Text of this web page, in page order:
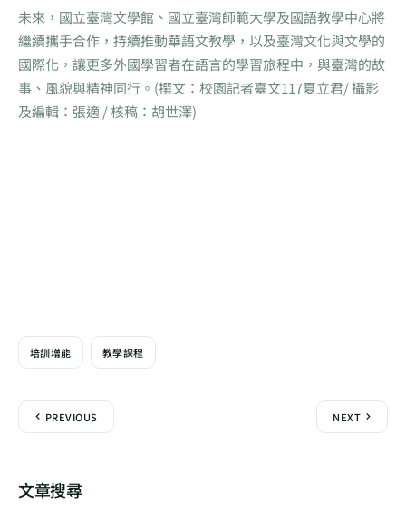
未來，國立臺灣文學館、國立臺灣師範大學及國語教學中心將
繼續攜手合作，持續推動華語文教學，以及臺灣文化與文學的
國際化，讓更多外國學習者在語言的學習旅程中，與臺灣的故
事、風貌與精神同行。(撰文：校園記者臺文117夏立君/ 攝影
及編輯：張適 / 核稿：胡世澤)
培訓增能 教學課程
PREVIOUS NEXT
文章搜尋